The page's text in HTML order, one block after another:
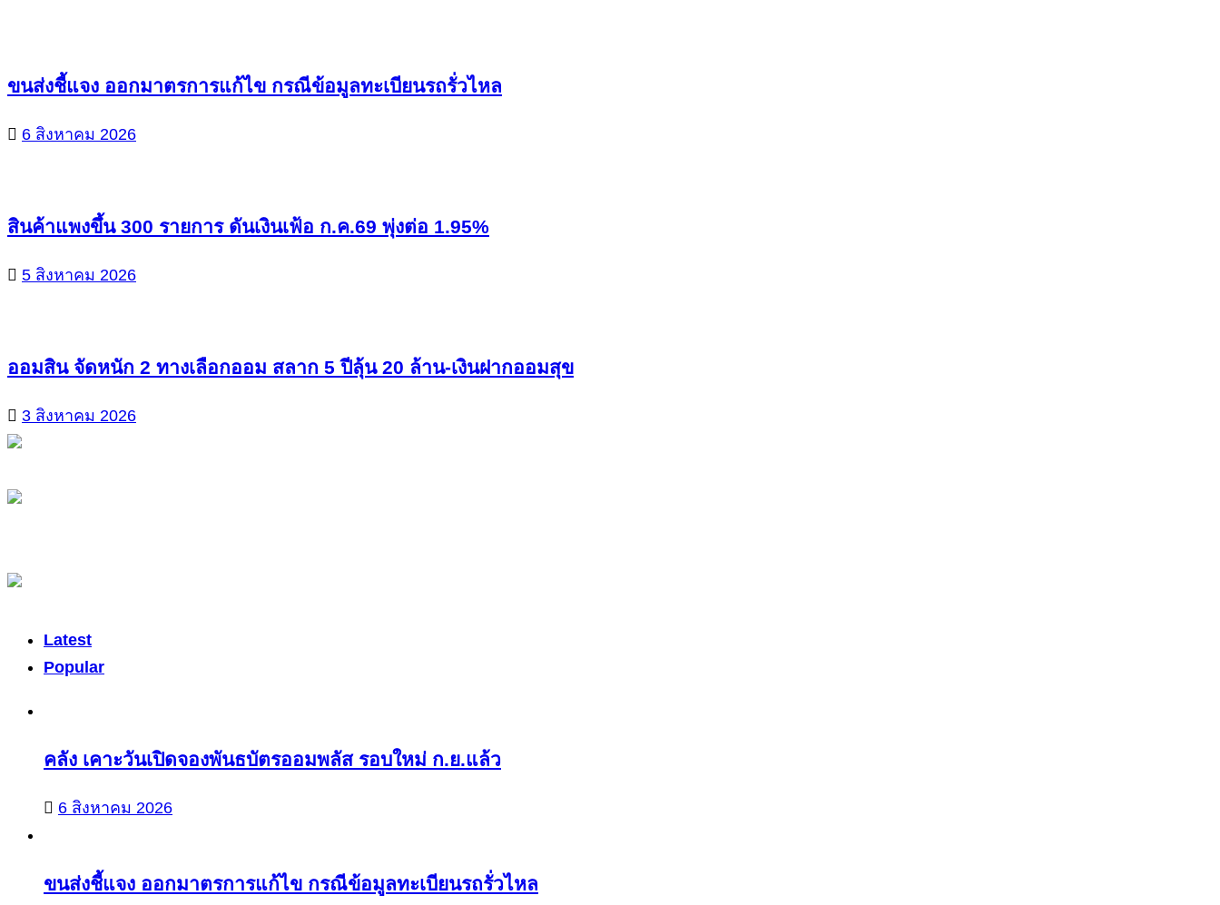
ขนส่งชี้แจง ออกมาตรการแก้ไข กรณีข้อมูลทะเบียนรถรั่วไหล
6 สิงหาคม 2026
สินค้าแพงขึ้น 300 รายการ ดันเงินเฟ้อ ก.ค.69 พุ่งต่อ 1.95%
5 สิงหาคม 2026
ออมสิน จัดหนัก 2 ทางเลือกออม สลาก 5 ปีลุ้น 20 ล้าน-เงินฝากออมสุข
3 สิงหาคม 2026
Latest
Popular
คลัง เคาะวันเปิดจองพันธบัตรออมพลัส รอบใหม่ ก.ย.แล้ว
6 สิงหาคม 2026
ขนส่งชี้แจง ออกมาตรการแก้ไข กรณีข้อมูลทะเบียนรถรั่วไหล